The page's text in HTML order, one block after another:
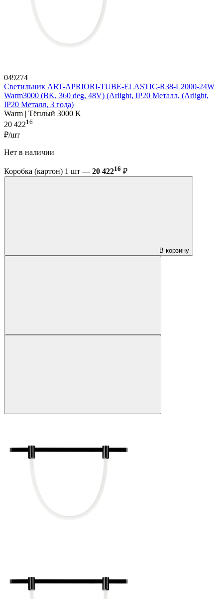
049274
Светильник ART-APRIORI-TUBE-ELASTIC-R38-L2000-24W
Warm3000 (BK, 360 deg, 48V) (Arlight, IP20 Металл, (Arlight,
IP20 Металл, 3 года)
Warm | Тёплый 3000 K
20 42216
₽/шт
Нет в наличии
Коробка (картон) 1 шт — 20 42216 ₽
В корзину